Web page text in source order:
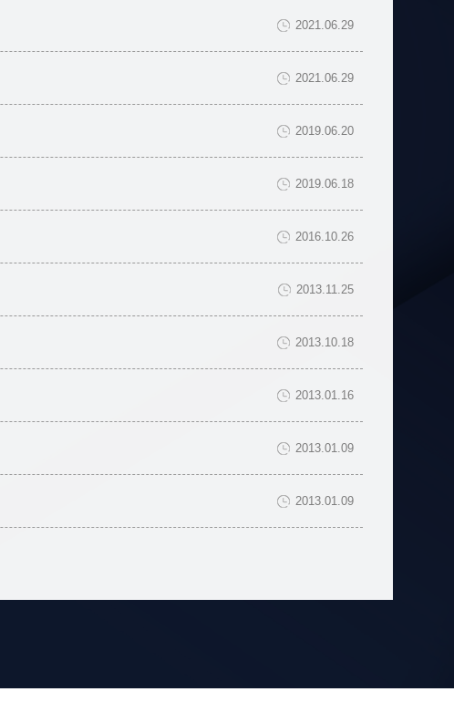
2021.06.29
2021.06.29
2019.06.20
2019.06.18
2016.10.26
2013.11.25
2013.10.18
2013.01.16
2013.01.09
2013.01.09